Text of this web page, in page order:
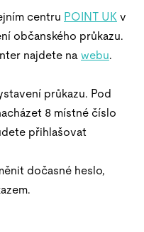
centru POINT UK v
občanského průkazu.
najdete na webu.
průkazu. Pod
8 místné číslo
přihlašovat
dočasné heslo,